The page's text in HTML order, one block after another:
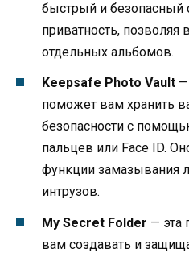
быстрый и безопасный
приватность, позволяя
отдельных альбомов.
Keepsafe Photo Vault —
поможет вам хранить
безопасности с
пальцев или Face ID.
функции замазывания
интрузов.
My Secret Folder — эта
вам создавать и